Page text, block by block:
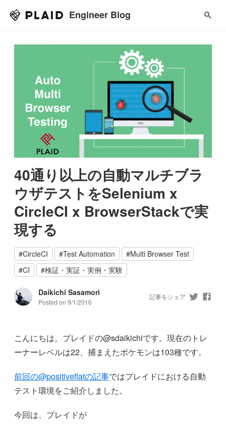
Engineer Blog
40通り以上の自動マルチブラ
ウザテストをSelenium x
CircleCI x BrowserStackで実
現する
#CircleCI #Test Automation #Multi Browser Test
#CI #検証・実証・実例・実験
Daikichi Sasamori
Posted on 9/1/2016
記事をシェア
こんにちは。プレイドの@sdaikichiです。現在のトレ
ーナーレベルは22、捕まえたポケモンは103種です。
前回の@positiveflatの記事ではプレイドにおける自動
テスト環境をご紹介しました。
今回は、プレイドが